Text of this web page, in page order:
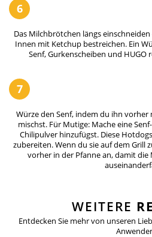
6
Das Milchbrötchen längs
Innen mit Ketchup bestreichen. Ein
Senf, Gurkenscheiben und HUGO
7
Würze den Senf, indem du ihn
mischst. Für Mutige: Mache eine
Chilipulver hinzufügst. Diese
zubereiten. Wenn du sie auf dem Grill
vorher in der Pfanne an, damit
WEITERE
Entdecken Sie mehr von unseren
Anwender